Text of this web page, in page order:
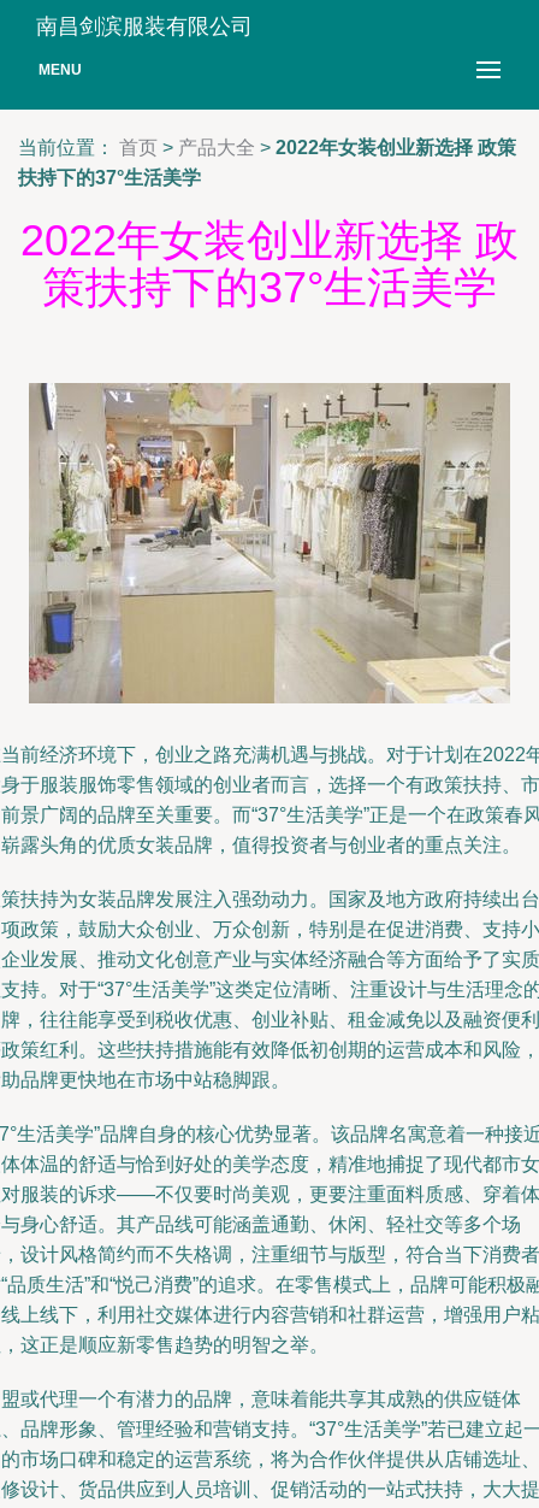
南昌剑滨服装有限公司
MENU
当前位置： 首页 > 产品大全 > 2022年女装创业新选择 政策
扶持下的37°生活美学
2022年女装创业新选择 政
策扶持下的37°生活美学
前经济环境下，创业之路充满机遇与挑战。对于计划在2022
于服装服饰零售领域的创业者而言，选择一个有政策扶持、市
景广阔的品牌至关重要。而“37°生活美学”正是一个在政策春
露头角的优质女装品牌，值得投资者与创业者的重点关注。
扶持为女装品牌发展注入强劲动力。国家及地方政府持续出台
政策，鼓励大众创业、万众创新，特别是在促进消费、支持小
业发展、推动文化创意产业与实体经济融合等方面给予了实质
持。对于“37°生活美学”这类定位清晰、注重设计与生活理念
，往往能享受到税收优惠、创业补贴、租金减免以及融资便利
策红利。这些扶持措施能有效降低初创期的运营成本和风险，
品牌更快地在市场中站稳脚跟。
生活美学”品牌自身的核心优势显著。该品牌名寓意着一种接
体温的舒适与恰到好处的美学态度，精准地捕捉了现代都市女
服装的诉求——不仅要时尚美观，更要注重面料质感、穿着体
身心舒适。其产品线可能涵盖通勤、休闲、轻社交等多个场
设计风格简约而不失格调，注重细节与版型，符合当下消费者
品质生活”和“悦己消费”的追求。在零售模式上，品牌可能积极
上线下，利用社交媒体进行内容营销和社群运营，增强用户粘
这正是顺应新零售趋势的明智之举。
或代理一个有潜力的品牌，意味着能共享其成熟的供应链体
品牌形象、管理经验和营销支持。“37°生活美学”若已建立起
市场口碑和稳定的运营系统，将为合作伙伴提供从店铺选址、
设计、货品供应到人员培训、促销活动的一站式扶持，大大提